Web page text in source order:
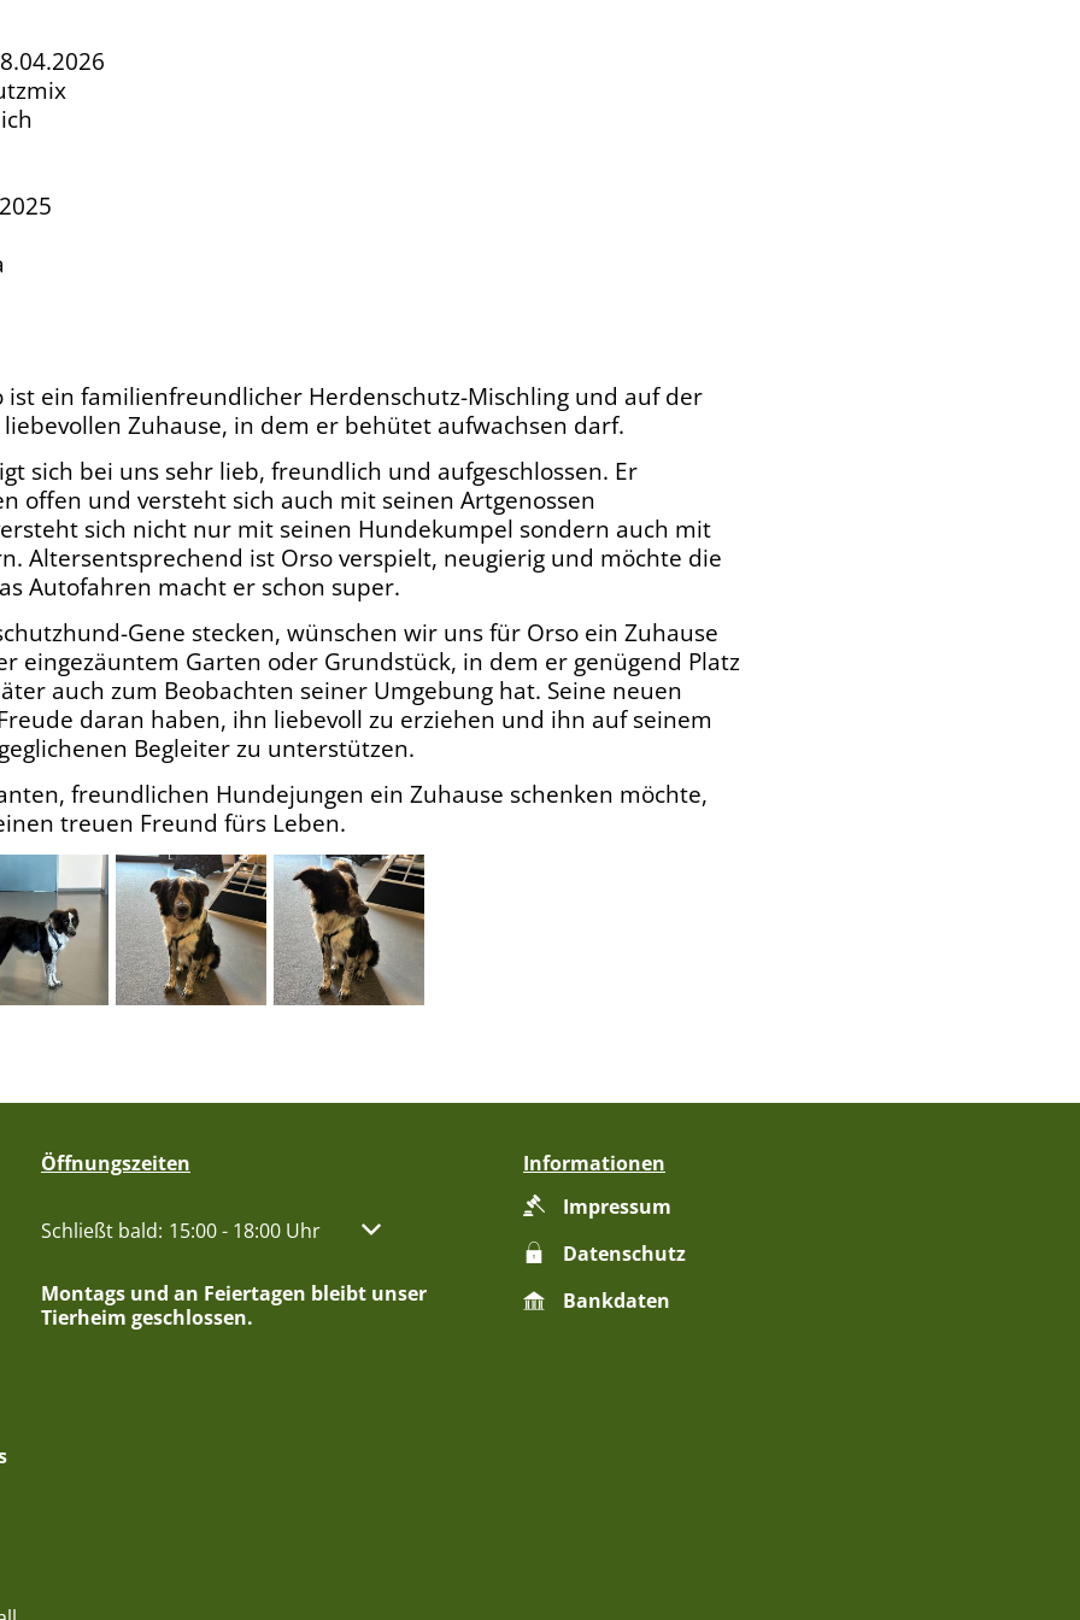
ist ein familienfreundlicher Herdenschutz-Mischling und auf der
Zuhause, in dem er behütet aufwachsen darf.
sich bei uns sehr lieb, freundlich und aufgeschlossen. Er
offen und versteht sich auch mit seinen Artgenossen
sich nicht nur mit seinen Hundekumpel sondern auch mit
Altersentsprechend ist Orso verspielt, neugierig und möchte die
Autofahren macht er schon super.
Gene stecken, wünschen wir uns für Orso ein Zuhause
eingezäuntem Garten oder Grundstück, in dem er genügend Platz
auch zum Beobachten seiner Umgebung hat. Seine neuen
daran haben, ihn liebevoll zu erziehen und ihn auf seinem
Begleiter zu unterstützen.
freundlichen Hundejungen ein Zuhause schenken möchte,
treuen Freund fürs Leben.
Öffnungszeiten
Klicken, um weitere Öffnungs- oder Schließzeiten auszublenden
Schließt bald: 15:00- 18:00 Uhr Von 15:00 bis 18:00 Uhr
Montags und an Feiertagen bleibt unser
Tierheim geschlossen.
Informationen
Impressum
Datenschutz
Bankdaten